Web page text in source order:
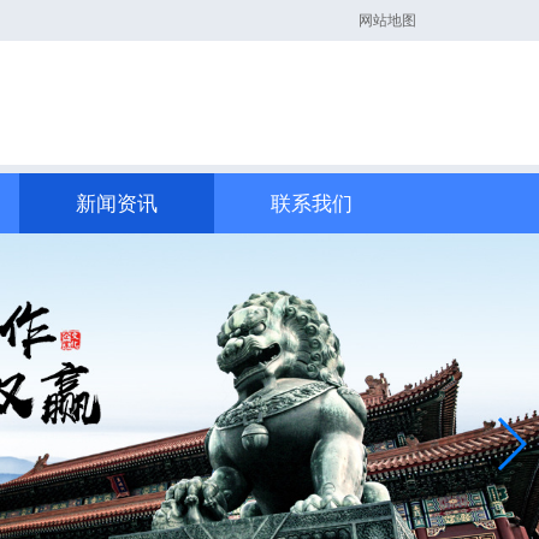
网站地图
新闻资讯 联系我们